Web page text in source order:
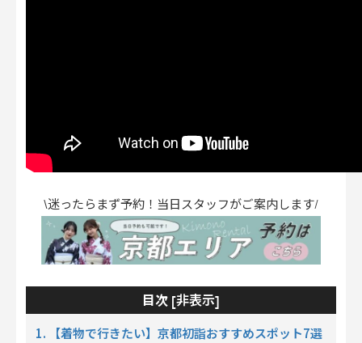
\迷ったらまず予約！当日スタッフがご案内します/
目次 [非表示]
1. 【着物で行きたい】京都初詣おすすめスポット7選